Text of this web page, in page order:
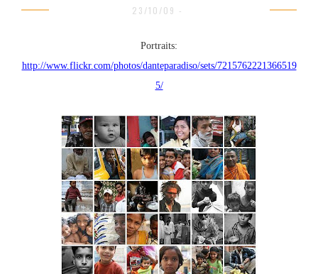
23/10/09 -
Portraits:
http://www.flickr.com/photos/danteparadiso/sets/7215762221366519
5/